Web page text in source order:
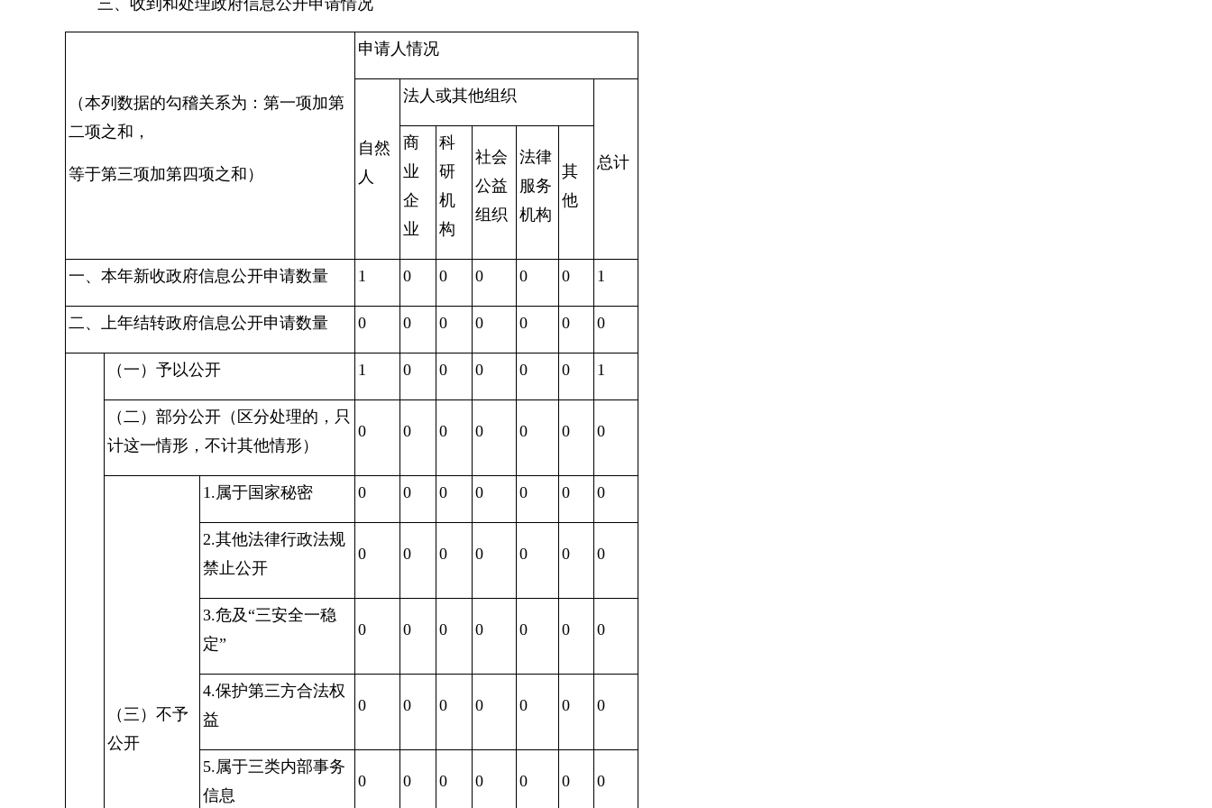
三、收到和处理政府信息公开申请情况
（本列数据的勾稽关系为：第一项加第
二项之和，
等于第三项加第四项之和）
申请人情况
自然
人
法人或其他组织
总计
商
业
企
业
科
研
机
构
社会
公益
组织
法律
服务
机构
其
他
一、 本年新收政府信息公开申请数量 1 0 0 0 0 0 1
二、上年结转政府信息公开申请数量 0 0 0 0 0 0 0
（一）予以公开 1 0 0 0 0 0 1
（二）部分公开（区分处理的，只
计这一情形，不计其他情形）
0 0 0 0 0 0 0
（三）不予
公开
1.属于国家秘密 0 0 0 0 0 0 0
2.其他法律行政法规
禁止公开
0 0 0 0 0 0 0
3.危及“三安全一稳
定”
0 0 0 0 0 0 0
4.保护第三方合法权
益
0 0 0 0 0 0 0
5.属于三类内部事务
信息
0 0 0 0 0 0 0